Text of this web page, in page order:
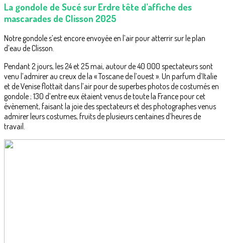
La gondole de Sucé sur Erdre tête d’affiche des
mascarades de Clisson 2025
Notre gondole s’est encore envoyée en l’air pour atterrir sur le plan
d’eau de Clisson.
Pendant 2 jours, les 24 et 25 mai, autour de 40 000 spectateurs sont
venu l’admirer au creux de la « Toscane de l’ouest ». Un parfum d’Italie
et de Venise flottait dans l’air pour de superbes photos de costumés en
gondole ; 130 d’entre eux étaient venus de toute la France pour cet
évènement, faisant la joie des spectateurs et des photographes venus
admirer leurs costumes, fruits de plusieurs centaines d’heures de
travail.